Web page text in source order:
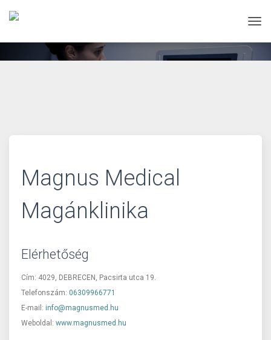
Magnus Medical
Magánklinika
Elérhetőség
Cím: 4029, DEBRECEN, Pacsirta utca 19.
Telefonszám: 06309966771
E-mail: info@magnusmed.hu
Weboldal: www.magnusmed.hu